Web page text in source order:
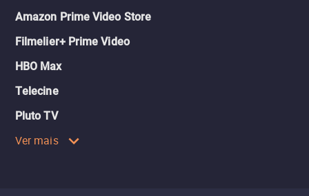
Amazon Prime Video Store
Filmelier+ Prime Video
HBO Max
Telecine
Pluto TV
Ver mais